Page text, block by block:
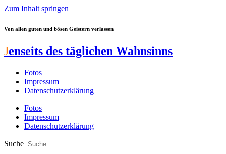
Zum Inhalt springen
Von allen guten und bösen Geistern verlassen
Jenseits des täglichen Wahnsinns
Fotos
Impressum
Datenschutzerklärung
Fotos
Impressum
Datenschutzerklärung
Suche